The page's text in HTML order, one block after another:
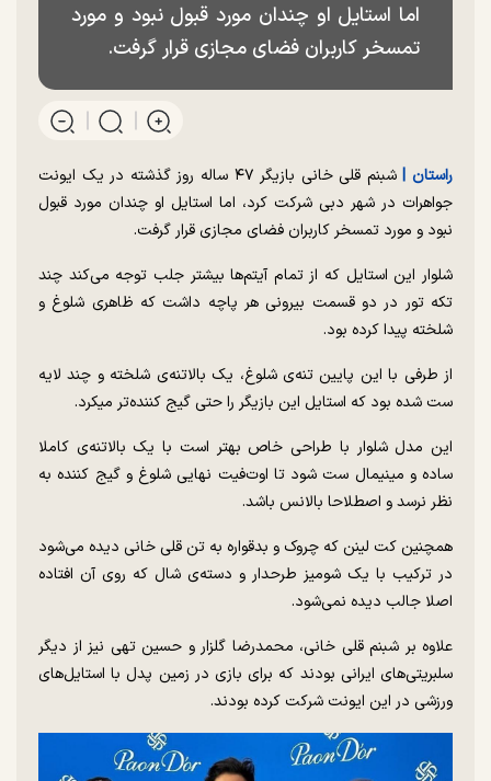
اما استایل او چندان مورد قبول نبود و مورد
تمسخر کاربران فضای مجازی قرار گرفت.
راستان |
شبنم قلی خانی بازیگر ۴۷ ساله روز گذشته در یک ایونت
جواهرات در شهر دبی شرکت کرد، اما استایل او چندان مورد قبول
نبود و مورد تمسخر کاربران فضای مجازی قرار گرفت.
شلوار این استایل که از تمام آیتم‌ها بیشتر جلب توجه می‌کند چند
تکه تور در دو قسمت بیرونی هر پاچه داشت که ظاهری شلوغ و
شلخته پیدا کرده بود.
از طرفی با این پایین تنه‌ی شلوغ، یک بالاتنه‌ی شلخته و چند لایه
ست شده بود که استایل این بازیگر را حتی گیج کننده‌تر میکرد.
این مدل شلوار با طراحی خاص بهتر است با یک بالاتنه‌ی کاملا
ساده و مینیمال ست شود تا اوت‌فیت نهایی شلوغ و گیج کننده به
نظر نرسد و اصطلاحا بالانس باشد.
همچنین کت لینن که چروک و بدقواره به تن قلی خانی دیده می‌شود
در ترکیب با یک شومیز طرحدار و دسته‌ی شال که روی آن افتاده
اصلا جالب دیده نمی‌شود.
علاوه بر شبنم قلی خانی، محمدرضا گلزار و حسین تهی نیز از دیگر
سلبریتی‌های ایرانی بودند که برای بازی در زمین پدل با استایل‌های
ورزشی در این ایونت شرکت کرده بودند.